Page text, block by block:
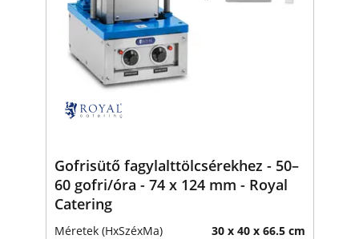
Gofrisütő fagylalttölcsérekhez - 50–
60 gofri/óra - 74 x 124 mm - Royal
Catering
Méretek (HxSzéxMa) 30 x 40 x 66.5 cm